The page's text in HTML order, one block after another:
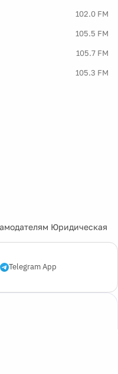
102.0 FM
105.5 FM
105.7 FM
105.3 FM
Юридическая
Telegram App